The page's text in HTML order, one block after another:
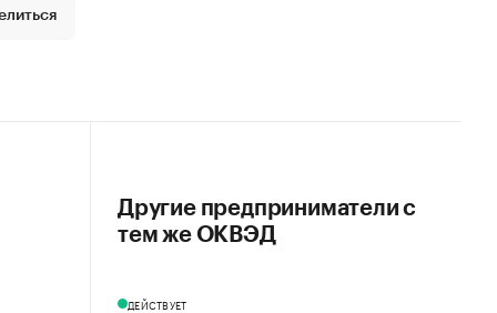
Другие предприниматели с
тем же ОКВЭД
ДЕЙСТВУЕТ